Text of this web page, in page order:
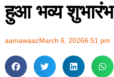
हुआ भव्य शुभारंभ
aamawaazMarch 6, 20266:51 pm